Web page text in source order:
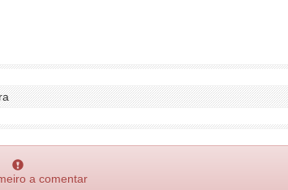
a comentar